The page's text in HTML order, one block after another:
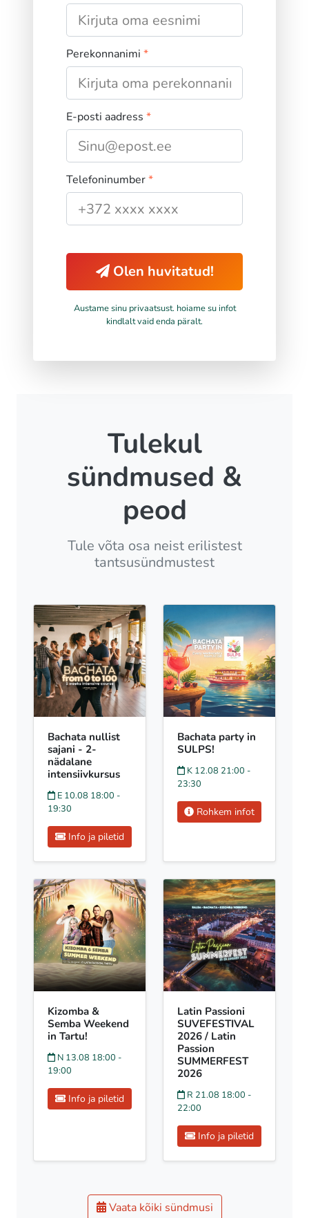
Perekonnanimi *
E-posti aadress *
Telefoninumber*
Olen huvitatud!
Austame sinu privaatsust. hoiame su infot
kindlalt vaid enda päralt.
Tulekul
sündmused &
peod
Tule võta osa neist erilistest
tantsusündmustest
Bachata nullist
sajani - 2-
nädalane
intensiivkursus
E 10.08 18:00 -
19:30
Info ja piletid
Bachata party in
SULPS!
K 12.08 21:00 -
23:30
Rohkem infot
Kizomba &
Semba Weekend
in Tartu!
N 13.08 18:00 -
19:00
Info ja piletid
Latin Passioni
SUVEFESTIVAL
2026 / Latin
Passion
SUMMERFEST
2026
R 21.08 18:00 -
22:00
Info ja piletid
Vaata kõiki sündmusi